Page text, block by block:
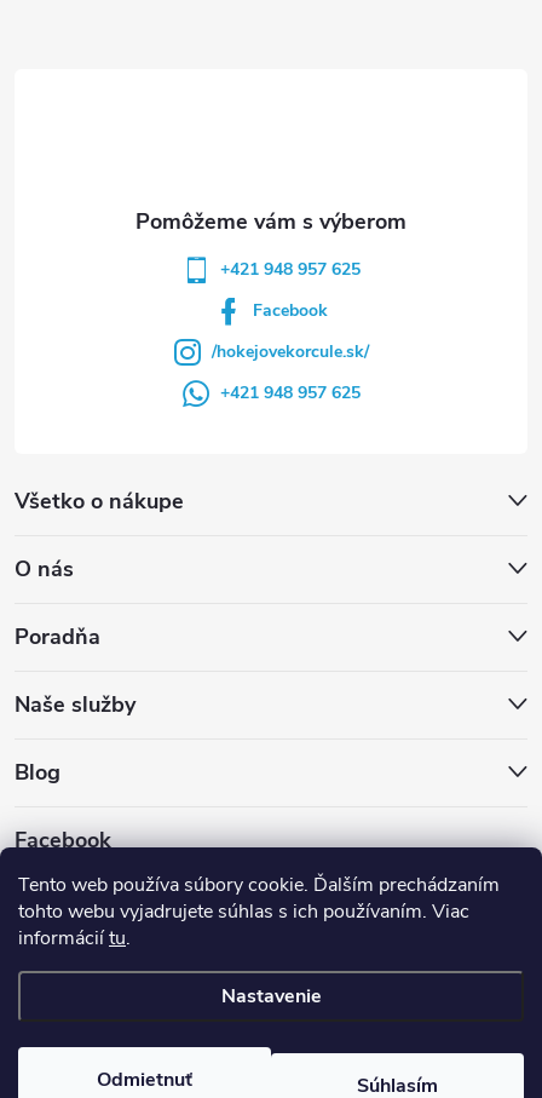
Tento web používa súbory cookie. Ďalším prechádzaním
tohto webu vyjadrujete súhlas s ich používaním. Viac
informáciítu.
Nastavenie
Odmietnuť Súhlasím
Všetko o nákupe
O nás
Poradňa
Naše služby
Blog
Facebook
+421 948 957 625
Facebook
/hokejovekorcule.sk/
+421 948 957 625
Hokejovekorcule.sk. Všetky práva vyhradené.